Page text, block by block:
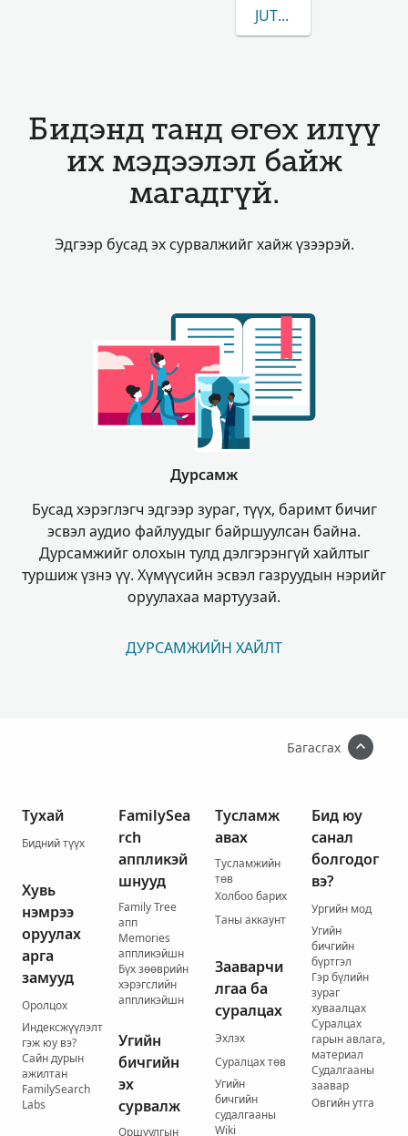
JUTTERSTROM-
Бидэнд танд өгөх илүү
их мэдээлэл байж
магадгүй.
Эдгээр бусад эх сурвалжийг хайж үзээрэй.
Дурсамж
Бусад хэрэглэгч эдгээр зураг, түүх, баримт бичиг
эсвэл аудио файлуудыг байршуулсан байна.
Дурсамжийг олохын тулд дэлгэрэнгүй хайлтыг
туршиж үзнэ үү. Хүмүүсийн эсвэл газруудын нэрийг
оруулахаа мартуузай.
ДУРСАМЖИЙН ХАЙЛТ
Багасгах
Тухай
Бидний түүх
Хувь
нэмрээ
оруулах
арга
замууд
Оролцох
Индексжүүлэлт
гэж юу вэ?
Сайн дурын
ажилтан
FamilySearch
Labs
FamilySea
rch
аппликэй
шнууд
Family Tree
апп
Memories
аппликэйшн
Бүх зөөврийн
хэрэгслийн
аппликэйшн
Угийн
бичгийн
эх
сурвалж
Оршуулгын
Тусламж
авах
Тусламжийн
төв
Холбоо барих
Таны аккаунт
Зааварчи
лгаа ба
суралцах
Эхлэх
Суралцах төв
Угийн
бичгийн
судалгааны
Wiki
Бид юу
санал
болгодог
вэ?
Ургийн мод
Угийн
бичгийн
бүртгэл
Гэр бүлийн
зураг
хуваалцах
Суралцах
гарын авлага,
материал
Судалгааны
заавар
Овгийн утга